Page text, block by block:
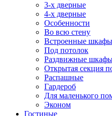
3-х дверные
4-х дверные
Особенности
Во всю стену
Встроенные
Под потолок
Раздвижные
Открытая секция
Распашные
Гардероб
Для маленького
Эконом
Гостиные